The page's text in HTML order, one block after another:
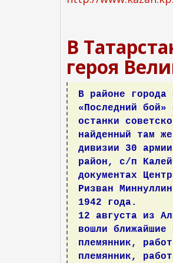
В
героя
В районе города
«Последний
останки
найденный там
дивизии 30
район, с/п
документах
Ризван
1942 года.
12 августа из
вошли
племянник,
племянник,